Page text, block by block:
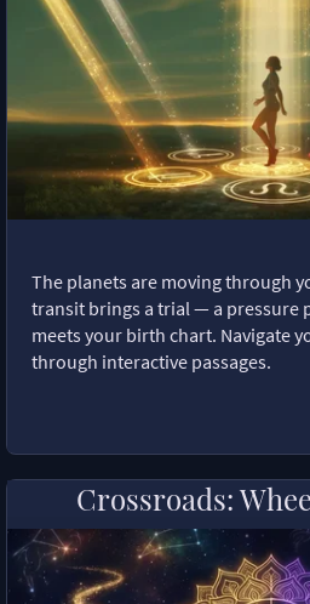
The planets are moving through
transit brings a trial — a pressure
meets your birth chart. Navigate
through interactive passages.
Crossroads: